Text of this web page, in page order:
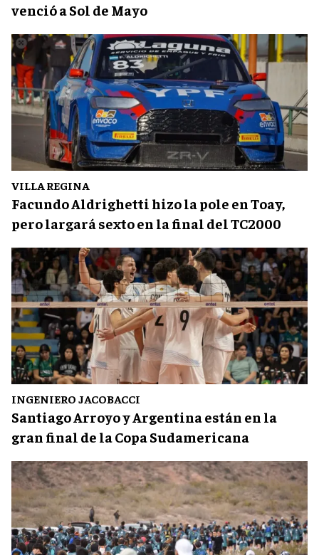
venció a Sol de Mayo
VILLA REGINA
Facundo Aldrighetti hizo la pole en Toay,
pero largará sexto en la final del TC2000
INGENIERO JACOBACCI
Santiago Arroyo y Argentina están en la
gran final de la Copa Sudamericana